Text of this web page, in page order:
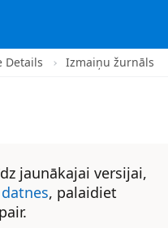
X
Details Izmaiņu žurnāls
jaunākajai versijai,
, palaidiet